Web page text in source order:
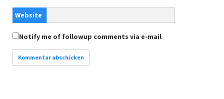
Website
Notify me of followup comments via e-mail